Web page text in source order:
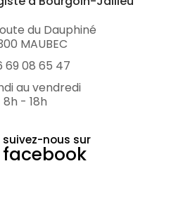
du Dauphiné
MAUBEC
69 08 65 47
au vendredi
8h - 18h
suivez-nous sur
facebook